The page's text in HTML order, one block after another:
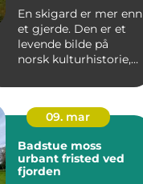
En skigard er mer enn
et gjerde. Den er et
levende bilde på
norsk kulturhistorie,
09. mar
Badstue moss
urbant fristed ved
fjorden